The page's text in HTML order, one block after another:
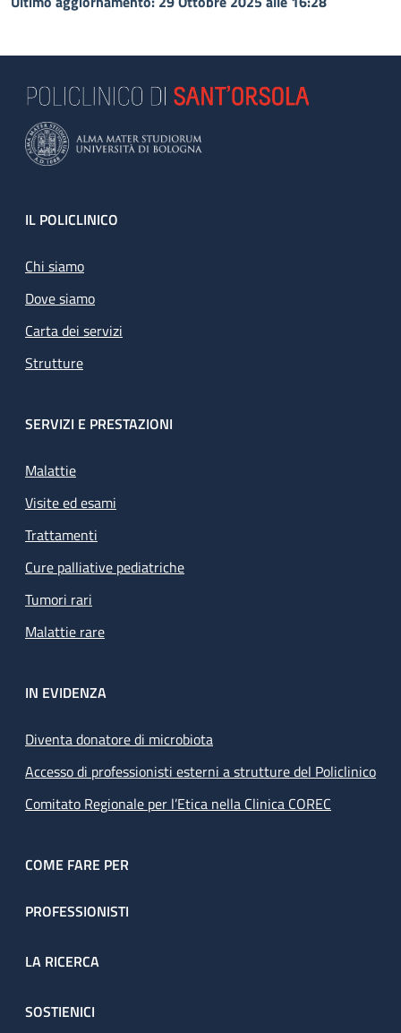
Footer
IL POLICLINICO
Chi siamo
Dove siamo
Carta dei servizi
Strutture
SERVIZI E PRESTAZIONI
Malattie
Visite ed esami
Trattamenti
Cure palliative pediatriche
Tumori rari
Malattie rare
IN EVIDENZA
Diventa donatore di microbiota
Accesso di professionisti esterni a strutture del Policlinico
Comitato Regionale per l’Etica nella Clinica COREC
COME FARE PER
PROFESSIONISTI
LA RICERCA
SOSTIENICI